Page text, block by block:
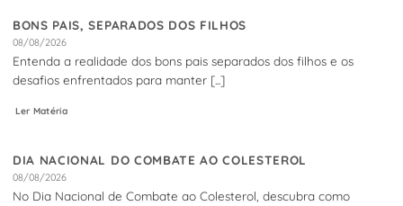
BONS PAIS, SEPARADOS DOS FILHOS
08/08/2026
Entenda a realidade dos bons pais separados dos filhos e os
desafios enfrentados para manter [...]
Ler Matéria
DIA NACIONAL DO COMBATE AO COLESTEROL
08/08/2026
No Dia Nacional de Combate ao Colesterol, descubra como